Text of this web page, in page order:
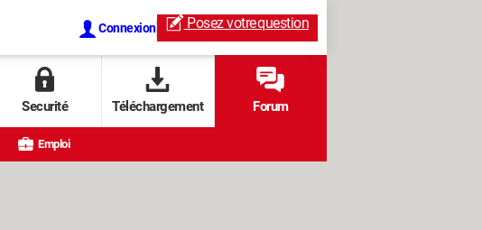
Connexion Posez votrequestion
Securité Téléchargement Forum
Emploi